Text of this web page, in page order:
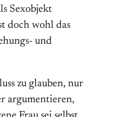
Sexobjekt
doch wohl das
und
zu glauben, nur
argumentieren,